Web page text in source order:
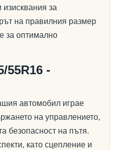
за
на правилния размер
за оптимално
55R16 -
автомобил играе
на управлението,
безопасност на пътя.
като сцепление и